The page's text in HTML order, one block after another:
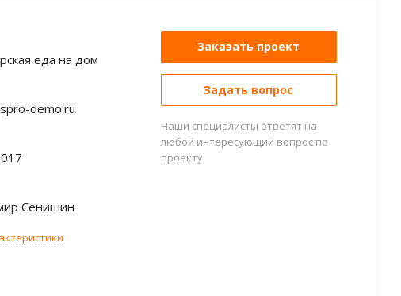
еда на дом
demo.ru
Сенишин
Заказать проект
Задать вопрос
Наши специалисты ответят на
любой интересующий вопрос по
проекту